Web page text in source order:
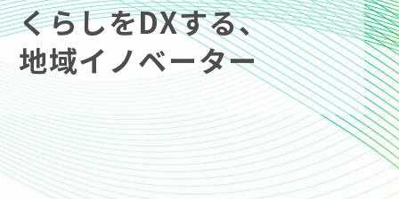
くらしをDXする、
地域イノベーター